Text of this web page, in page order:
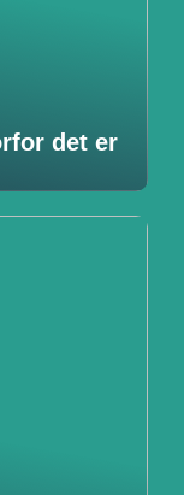
det er